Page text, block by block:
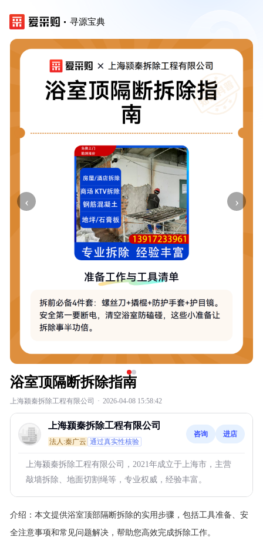
寻源宝典
‹ ›
浴室顶隔断拆除指南
上海颍秦拆除工程有限公司 · 2026-04-08 15:58:42
上海颍秦拆除工程有限公司
法人:秦广云 通过真实性核验
咨询 进店
上海颍秦拆除工程有限公司，2021年成立于上海市，主营
敲墙拆除、地面切割绳等，专业权威，经验丰富。
介绍： 本文提供浴室顶部隔断拆除的实用步骤，包括工具准备、安
全注意事项和常见问题解决，帮助您高效完成拆除工作。